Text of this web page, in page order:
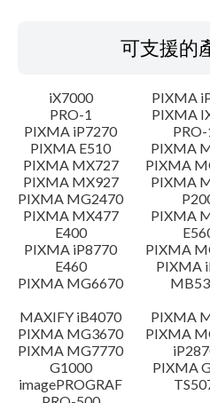
概要
更新歷史記錄
系統要求
注意事項
設置說明
檔案資訊
可支援的
iX7000 PIXMA
PRO-1
PIXMA
PIXMA iP7270
PIXMA E510
PIXMA
PIXMA MX727
PIXMA
PIXMA MX927
PIXMA
PIXMA MG2470
PIXMA MX477
PIXMA
E400
PIXMA iP8770
PIXMA
E460
PIXMA
PIXMA MG6670
MAXIFY iB4070
PIXMA
PIXMA MG3670
PIXMA
PIXMA MG7770
G1000
PIXMA
imagePROGRAF